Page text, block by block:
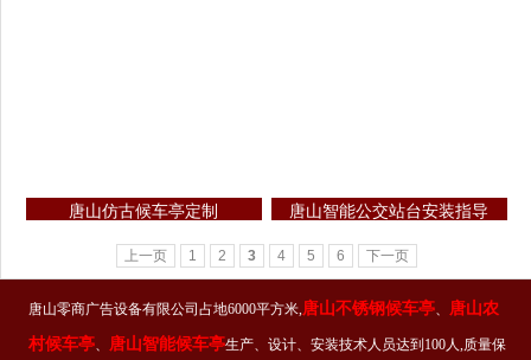
唐山仿古候车亭定制 唐山智能公交站台安装指导
上一页 1 2 3 4 5 6 下一页
唐山零商广告设备有限公司占地6000平方米, 唐山不锈钢候车亭
唐山农
村候车亭
唐山智能候车亭生产、设计、安装技术人员达到100人,质量保